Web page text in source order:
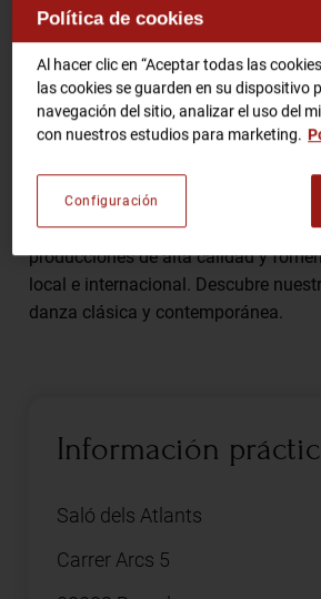
RCA TV
RCA TEATRO
Gastronomic Experience 360º
Entradas Eventos
HAZTE SOCIO
Comparte
Barcelona City Ballet es una
sede en Barcelona, comprometida
artística y la difusión del ballet.
producciones de alta calidad y
local e internacional. Descubre
danza clásica y contemporánea.
Información
Saló dels Atlants
Carrer Arcs 5
Política de cookies
Al hacer clic en “Aceptar todas las
las cookies se guarden en su dispositivo
navegación del sitio, analizar el uso del
con nuestros estudios para marketing.
Configuración